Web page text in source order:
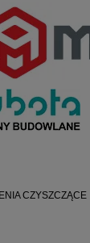
CZYSZCZĄCE